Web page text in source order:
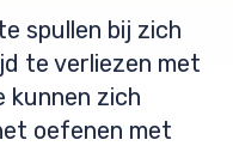
spullen bij zich
te verliezen met
kunnen zich
oefenen met